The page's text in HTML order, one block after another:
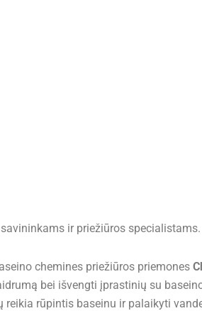
ir priežiūros specialistams.
chemines priežiūros priemones
bei išvengti įprastinių su
rūpintis baseinu ir palaikyti